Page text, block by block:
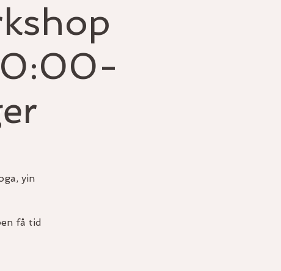
yin
få tid